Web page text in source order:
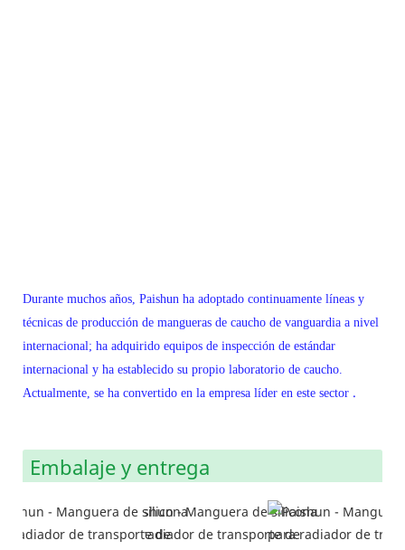
Durante muchos años, Paishun ha adoptado continuamente líneas y
técnicas de producción de mangueras de caucho de vanguardia a nivel
internacional; ha adquirido equipos de inspección de estándar
internacional y ha establecido su propio laboratorio de caucho.
Actualmente, se ha convertido en la empresa líder en este sector .
Embalaje y entrega